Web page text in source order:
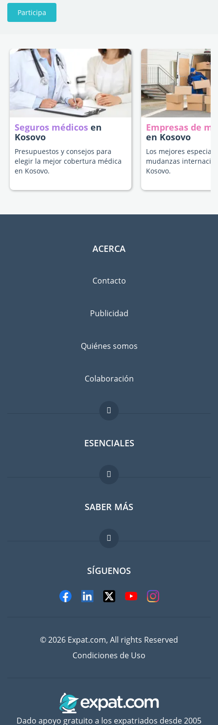
Participa
Seguros médicos en
Kosovo
Presupuestos y consejos para
elegir la mejor cobertura médica
en Kosovo.
Empresas de
en Kosovo
Los mejores
mudanzas
Kosovo.
ACERCA
Contacto
Publicidad
Quiénes somos
Colaboración
ESENCIALES
Foro para expatriados
Guia para expatriados
Trabajos en el extranjero
SABER MÁS
FAQ
SÍGUENOS
© 2026 Expat.com, All rights Reserved
Condiciones de Uso
Dado apoyo gratuito a los expatriados desde 2005